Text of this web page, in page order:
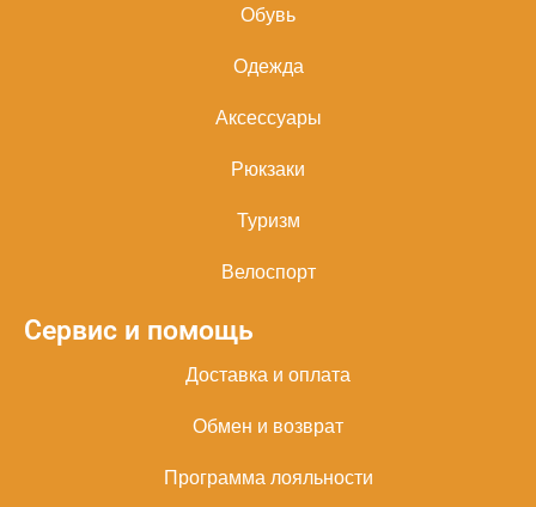
Обувь
Одежда
Аксессуары
Рюкзаки
Туризм
Велоспорт
Сервис и помощь
Доставка и оплата
Обмен и возврат
Программа лояльности